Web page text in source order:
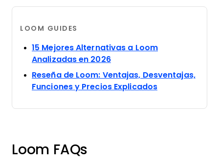
LOOM GUIDES
15 Mejores Alternativas a Loom
Analizadas en 2026Opens new window
Reseña de Loom: Ventajas, Desventajas,
Funciones y Precios ExplicadosOpens new
Loom FAQs